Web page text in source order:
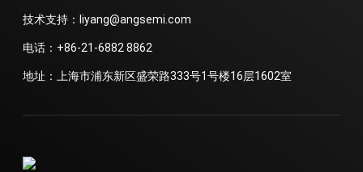
技术支持：liyang@angsemi.com
电话：+86-21-6882 8862
地址：上海市浦东新区盛荣路333号1号楼16层1602室